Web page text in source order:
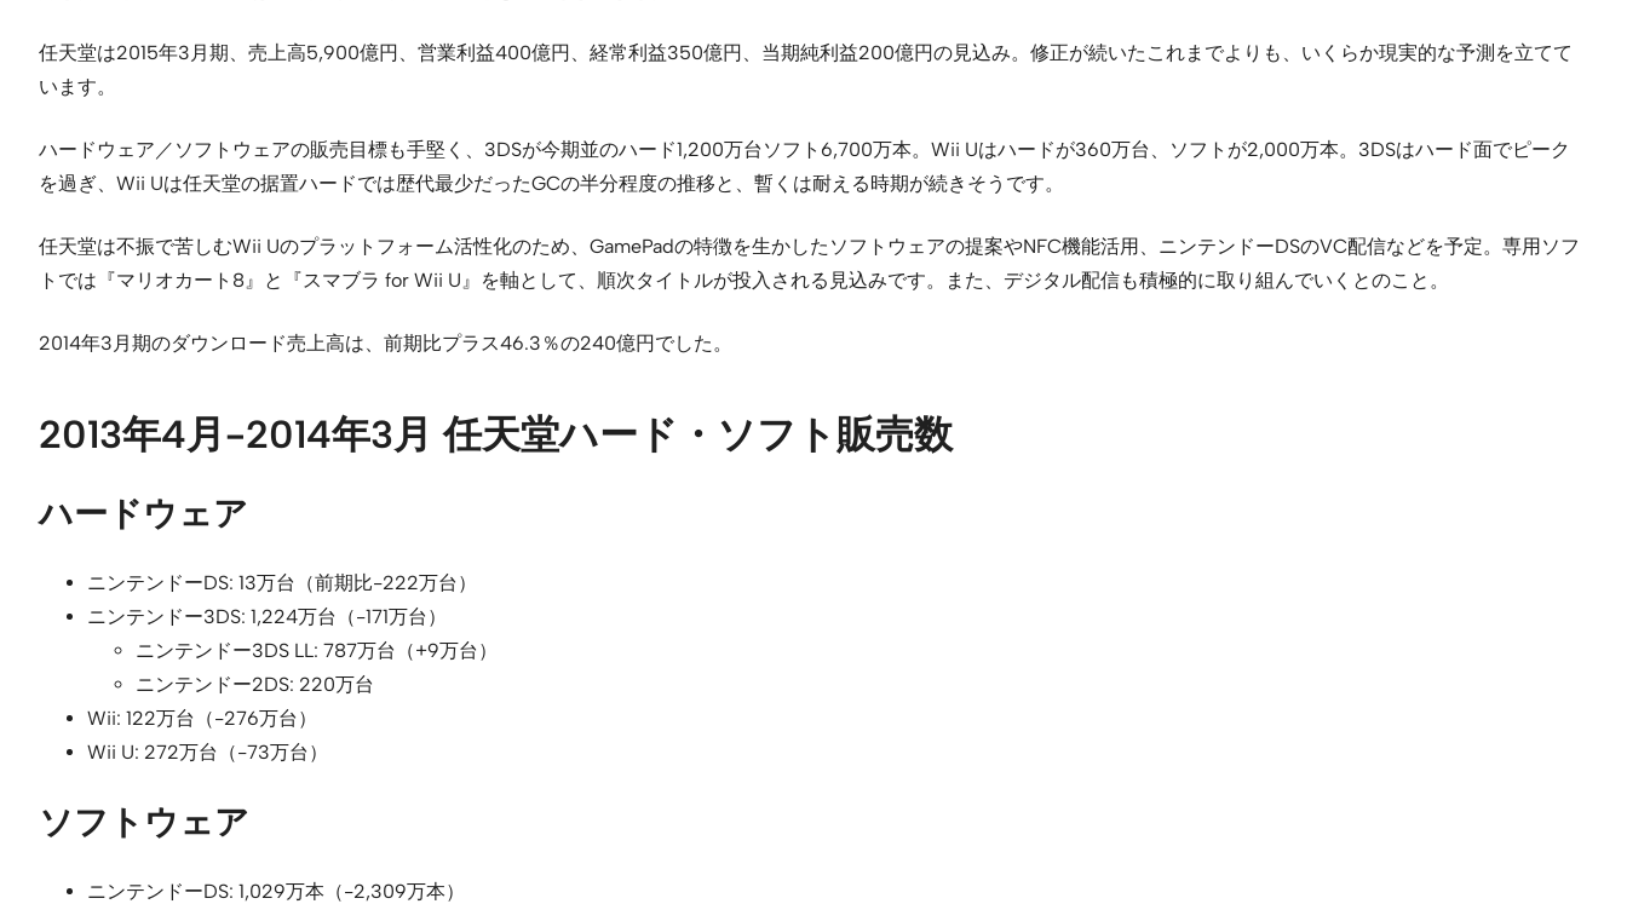
任天堂は2015年3月期、売上高5,900億円、営業利益400億円、経常利益350億円、当期純利益200億円の見込み。修正が続いたこれまでよりも、いくらか現実的な予測を立てて
います。
ハードウェア／ソフトウェアの販売目標も手堅く、3DSが今期並のハード1,200万台ソフト6,700万本。Wii Uはハードが360万台、ソフトが2,000万本。3DSはハード面でピーク
を過ぎ、Wii Uは任天堂の据置ハードでは歴代最少だったGCの半分程度の推移と、暫くは耐える時期が続きそうです。
任天堂は不振で苦しむWii Uのプラットフォーム活性化のため、GamePadの特徴を生かしたソフトウェアの提案やNFC機能活用、ニンテンドーDSのVC配信などを予定。専用ソフ
トでは『マリオカート8』と『スマブラ for Wii U』を軸として、順次タイトルが投入される見込みです。また、デジタル配信も積極的に取り組んでいくとのこと。
2014年3月期のダウンロード売上高は、前期比プラス46.3％の240億円でした。
2013年4月-2014年3月 任天堂ハード・ソフト販売数
ハードウェア
ニンテンドーDS: 13万台（前期比-222万台）
ニンテンドー3DS: 1,224万台（-171万台）
ニンテンドー3DS LL: 787万台（+9万台）
ニンテンドー2DS: 220万台
Wii: 122万台（-276万台）
Wii U: 272万台（-73万台）
ソフトウェア
ニンテンドーDS: 1,029万本（-2,309万本）